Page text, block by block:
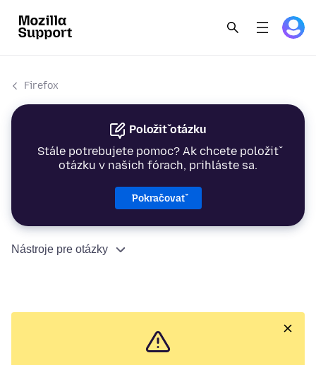
Firefox
Položiť otázku
Stále potrebujete pomoc? Ak chcete položiť
otázku v našich fórach, prihláste sa.
Pokračovať
Nástroje pre otázky